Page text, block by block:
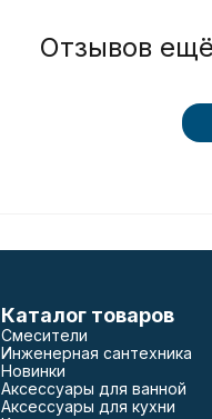
Отзывов
Каталог товаров
Смесители
Инженерная сантехника
Новинки
Аксессуары для ванной
Аксессуары для кухни